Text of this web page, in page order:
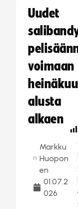
Uudet
voimaan
alusta
alkaen
Markku
Huopon
en
01.07.2
026